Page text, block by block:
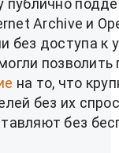
публично
Archive и
без доступа к
на то, что
без их
без